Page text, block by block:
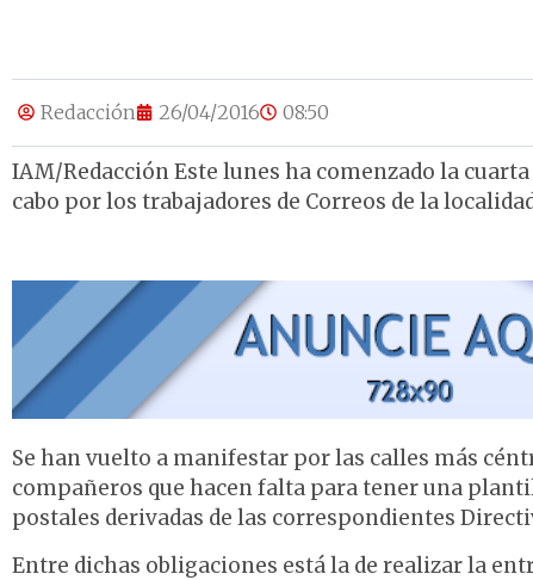
Redacción 26/04/2016 08:50
IAM/Redacción Este lunes ha comenzado la cuarta
cabo por los trabajadores de Correos de la
Se han vuelto a manifestar por las calles más
compañeros que hacen falta para tener una
postales derivadas de las correspondientes
Entre dichas obligaciones está la de realizar la